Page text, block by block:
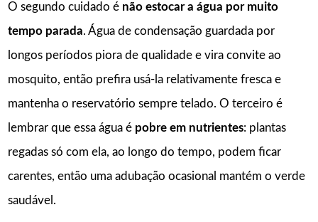
O segundo cuidado é não estocar a água por muito
tempo parada. Água de condensação guardada por
longos períodos piora de qualidade e vira convite ao
mosquito, então prefira usá-la relativamente fresca e
mantenha o reservatório sempre telado. O terceiro é
lembrar que essa água é pobre em nutrientes: plantas
regadas só com ela, ao longo do tempo, podem ficar
carentes, então uma adubação ocasional mantém o verde
saudável.